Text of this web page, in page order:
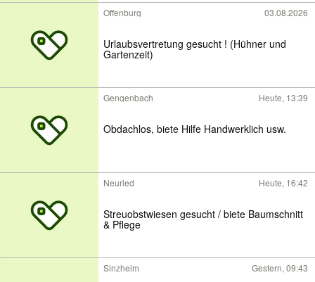
Offenburg 03.08.2026
Urlaubsvertretung gesucht ! (Hühner und
Gartenzeit)
Gengenbach Heute, 13:39
Obdachlos, biete Hilfe Handwerklich usw.
Neuried Heute, 16:42
Streuobstwiesen gesucht / biete Baumschnitt
& Pflege
Sinzheim Gestern, 09:43